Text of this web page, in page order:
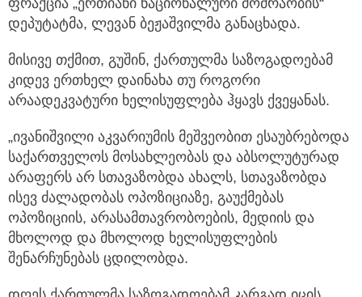
ფრაქცია „ერთიანი ნაციონალური მოძრაობის“
დეპუტატმა, ლევან ბეჟაშვილმა განაცხადა.
მისივე თქმით, გუშინ, ქართულმა საზოგადოებამ
კიდევ ერთხელ დაინახა თუ როგორი
არაადეკვატური ხელისუფლება ჰყავს ქვეყანას.
„ივანიშვილი აკვარიუმის მეშვეობით ესაუბრებოდა
საქართველოს მოსახლეობას და აბსოლუტურად
არაფერს არ სთავაზობდა ახალს, სთავაზობდა
ისევ ძალადობას ოპოზიციაზე, გაუქმებას
ოპოზიციის, არასამთავრობოების, მედიის და
მხოლოდ და მხოლოდ ხელისუფლების
შენარჩუნებას ცდილობდა.